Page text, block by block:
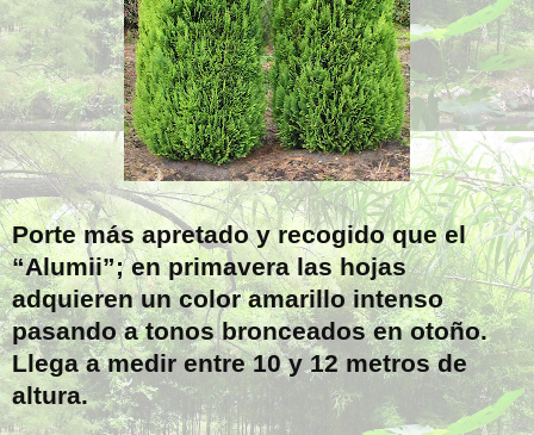
Porte más apretado y recogido que el
“Alumii”; en primavera las hojas
adquieren un color amarillo intenso
pasando a tonos bronceados en otoño.
Llega a medir entre 10 y 12 metros de
altura.